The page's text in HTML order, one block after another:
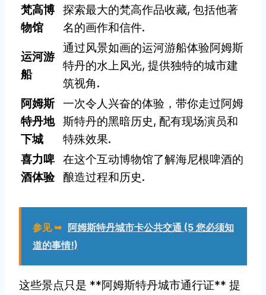
梵高博
物馆
探索最大的梵高作品收藏, 包括他著
名的画作和信件.
运河游
船
通过风景如画的运河游船体验阿姆斯
特丹的水上风光, 提供独特的城市建
筑视角.
阿姆斯
特丹地
下城
一次令人兴奋的体验，带你走过阿姆
斯特丹的黑暗历史, 配有现场演员和
特殊效果.
喜力啤
酒体验
在这个互动博物馆了解海尼根啤酒的
酿造过程和历史.
参见 ➥ 阿姆斯特丹城市卡公共交通 (5 您必须知
道的事情!)
这些景点只是 **阿姆斯特丹城市通行证** 提